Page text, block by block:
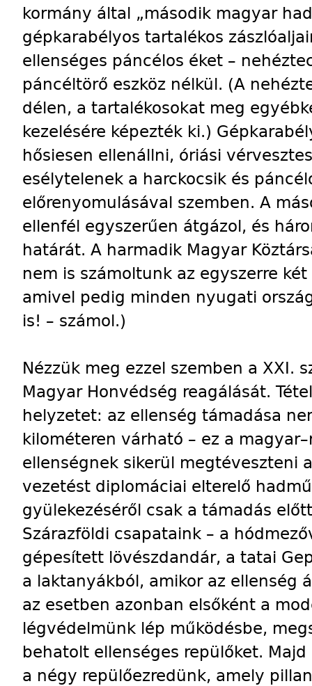
kormány által „második magyar
gépkarabélyos tartalékos
ellenséges páncélos éket –
páncéltörő eszköz nélkül. (A
délen, a tartalékosokat meg
kezelésére képezték ki.)
hősiesen ellenállni, óriási
esélytelenek a harckocsik és
előrenyomulásával szemben. A
ellenfél egyszerűen átgázol, és
határát. A harmadik Magyar
nem is számoltunk az egyszerre
amivel pedig minden nyugati
is! – számol.)
Nézzük meg ezzel szemben a XXI.
Magyar Honvédség reagálását.
helyzetet: az ellenség támadása
kilométeren várható – ez a
ellenségnek sikerül megtéveszteni
vezetést diplomáciai elterelő
gyülekezéséről csak a támadás
Szárazföldi csapataink – a
gépesített lövészdandár, a tatai
a laktanyákból, amikor az ellenség
az esetben azonban elsőként a
légvédelmünk lép működésbe,
behatolt ellenséges repülőket.
a négy repülőezredünk, amely